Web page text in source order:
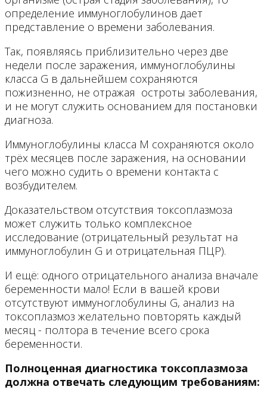
определение иммуноглобулинов дает
представление о времени заболевания.
Так, появляясь приблизительно через две
недели после заражения, иммуноглобулины
класса G в дальнейшем сохраняются
пожизненно, не отражая остроты заболевания,
и не могут служить основанием для постановки
диагноза.
Иммуноглобулины класса М сохраняются около
трёх месяцев после заражения, на основании
чего можно судить о времени контакта с
возбудителем.
Доказательством отсутствия токсоплазмоза
может служить только комплексное
исследование (отрицательный результат на
иммуноглобулин G и отрицательная ПЦР).
И ещё: одного отрицательного анализа вначале
беременности мало! Если в вашей крови
отсутствуют иммуноглобулины G, анализ на
токсоплазмоз желательно повторять каждый
месяц - полтора в течение всего срока
беременности.
Полноценная диагностика токсоплазмоза
должна отвечать следующим требованиям: